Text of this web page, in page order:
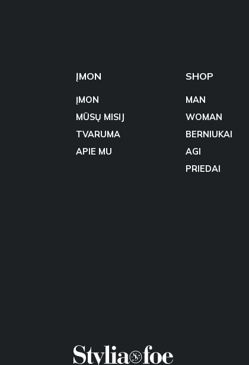
ĮMON
ĮMON
MŪSŲ MISIJ
TVARUMA
APIE MU
SHOP
MAN
WOMAN
BERNIUKAI
AGI
PRIEDAI